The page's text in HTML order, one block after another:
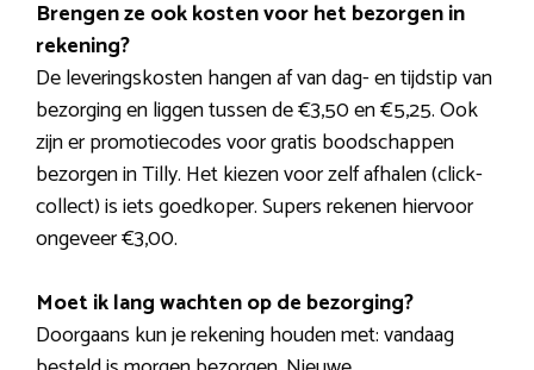
Brengen ze ook kosten voor het bezorgen in
rekening?
De leveringskosten hangen af van dag- en tijdstip van
bezorging en liggen tussen de €3,50 en €5,25. Ook
zijn er promotiecodes voor gratis boodschappen
bezorgen in Tilly. Het kiezen voor zelf afhalen (click-
collect) is iets goedkoper. Supers rekenen hiervoor
ongeveer €3,00.
Moet ik lang wachten op de bezorging?
Doorgaans kun je rekening houden met: vandaag